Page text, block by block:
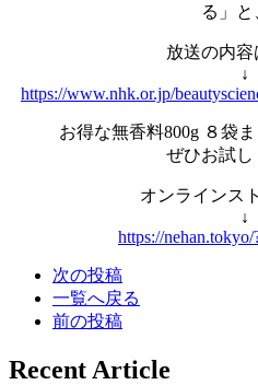
る」と
放送の内容
↓
https://www.nhk.or.jp/
お得な無香料800g ８袋
ぜひお試し
オンラインス
↓
https://
次の投稿
一覧へ戻る
前の投稿
Recent Article